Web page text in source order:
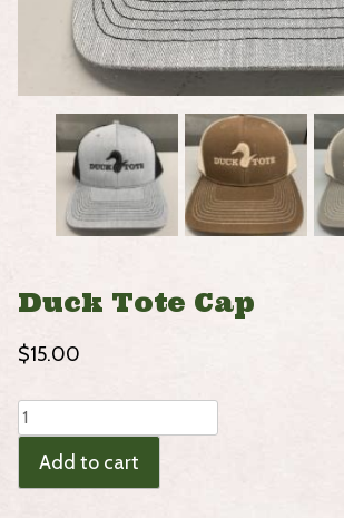
Duck Tote Cap
$15.00
Duck
Tote
CapAdd to cart